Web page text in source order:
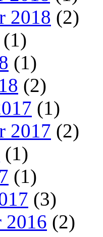
2018 (2)
(1)
(1)
(2)
(1)
2017 (2)
(1)
(1)
(3)
2016 (2)